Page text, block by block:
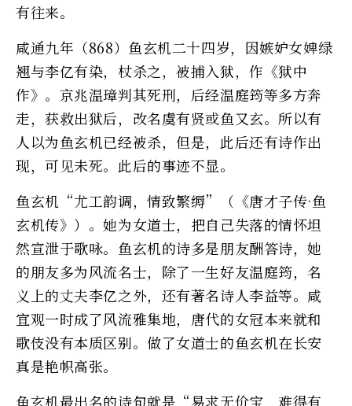
有往来。
咸通九年（868）鱼玄机二十四岁，因嫉妒女婢绿
翘与李亿有染，杖杀之，被捕入狱，作《狱中
作》。京兆温璋判其死刑，后经温庭筠等多方奔
走，获救出狱后，改名虞有贤或鱼又玄。所以有
人以为鱼玄机已经被杀，但是，此后还有诗作出
现，可见未死。此后的事迹不显。
鱼玄机“尤工韵调，情致繁缛”（《唐才子传·鱼
玄机传》）。她为女道士，把自己失落的情怀坦
然宣泄于歌咏。鱼玄机的诗多是朋友酬答诗，她
的朋友多为风流名士，除了一生好友温庭筠，名
义上的丈夫李亿之外，还有著名诗人李益等。咸
宜观一时成了风流雅集地，唐代的女冠本来就和
歌伎没有本质区别。做了女道士的鱼玄机在长安
真是艳帜高张。
鱼玄机最出名的诗句就是“易求无价宝，难得有